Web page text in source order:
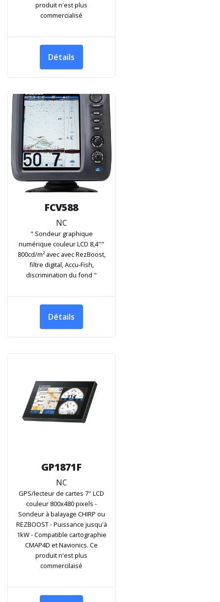
produit n'est plus
commercialisé
Détails
FCV588
NC
" Sondeur graphique
numérique couleur LCD 8,4""
800cd/m² avec avec RezBoost,
filtre digital, Accu-Fish,
discrimination du fond "
Détails
GP1871F
NC
GPS/lecteur de cartes 7'' LCD
couleur 800x480 pixels -
Sondeur à balayage CHIRP ou
REZBOOST - Puissance jusqu'à
1kW - Compatible cartographie
CMAP4D et Navionics. Ce
produit n'est plus
commercilaisé